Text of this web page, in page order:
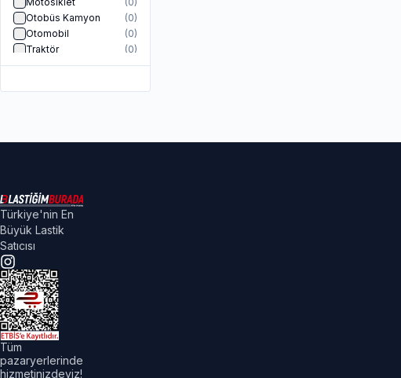
Otobüs Kamyon
(0)
Otomobil
(0)
Traktör
(0)
Türkiye'nin En
Büyük Lastik
Satıcısı
Tüm
pazaryerlerinde
hizmetinizdeyiz!